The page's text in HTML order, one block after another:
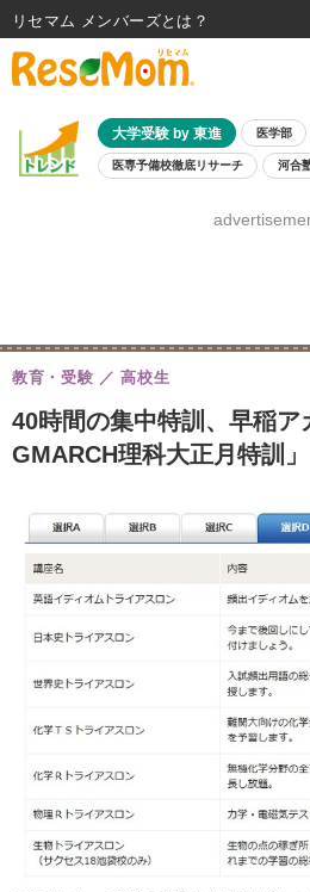
大学受験 by 東進 医学部
医専予備校徹底リサーチ 河合
8月開催学校説明会・
40時間の集中特訓、早稲ア
GMARCH理科大正月特訓
教育・受験 高校生
リセマム メンバーズ